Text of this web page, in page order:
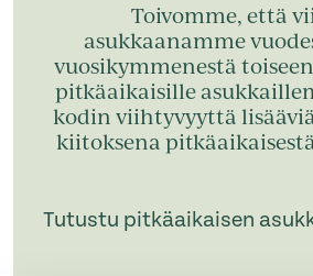
Toivomme, että
asukkaanamme
vuosikymmenestä
pitkäaikaisille
kodin viihtyvyyttä
kiitoksena
Tutustu pitkäaikaisen